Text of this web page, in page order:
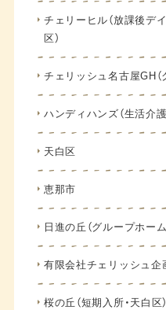
チェリーヒル（放課後デ
区）
チェリッシュ名古屋GH（
ハンディハンズ（生活介護
天白区
恵那市
日進の丘（グループホーム
有限会社チェリッシュ企
桜の丘（短期入所・天白区）